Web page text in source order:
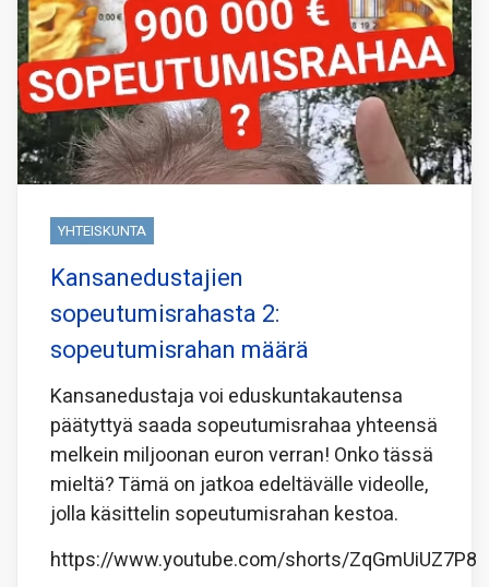
YHTEISKUNTA
Kansanedustajien
sopeutumisrahasta 2:
sopeutumisrahan määrä
Kansanedustaja voi eduskuntakautensa
päätyttyä saada sopeutumisrahaa yhteensä
melkein miljoonan euron verran! Onko tässä
mieltä? Tämä on jatkoa edeltävälle videolle,
jolla käsittelin sopeutumisrahan kestoa.
https://www.youtube.com/shorts/ZqGmUiUZ7P8